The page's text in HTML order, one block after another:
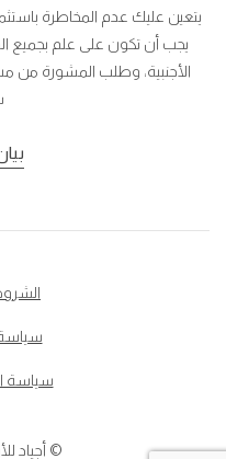
يتعين عليك عدم المخاطرة
يجب أن تكون على علم بجميع
الأجنبية، وطلب المشورة من
سياسة
© أجياد